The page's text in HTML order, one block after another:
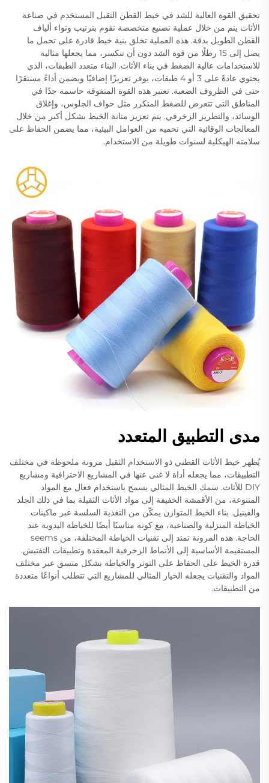
تحقيق القوة العالية للشد في خيط القطن الثقيل المستخدم في صناعة
الأثاث يتم من خلال عملية تصنيع متخصصة تقوم بترتيب وتواء ألياف
القطن الطويل بدقة. هذه العملية تخلق بنية خيط قادرة على تحمل ما
يصل إلى 15 رطلًا من قوة الشد دون أن تنكسر، مما يجعلها مثالية
للاستخدامات عالية الضغط في بناء الأثاث. البناء متعدد الطبقات، الذي
يحتوي عادةً على 3 أو 4 طبقات، يوفر تعزيزًا إضافيًا ويضمن أداءً مستقرًا
حتى في الظروف الصعبة. تعتبر هذه القوة المتفوقة حاسمة جدًا في
المناطق التي تتعرض للضغط المتكرر مثل حواف الجلوس، وإغلاق
الوسائد، والتطريز الزخرفي. يتم تعزيز متانة الخيط بشكل أكبر من خلال
المعالجات الوقائية التي تحميه من العوامل البيئية، مما يضمن الحفاظ على
سلامته الهيكلية لسنوات طويلة من الاستخدام.
مدى التطبيق المتعدد
يُظهر خيط الأثاث القطني ذو الاستخدام الثقيل مرونة ملحوظة في مختلف
التطبيقات، مما يجعله أداة لا غنى عنها في المشاريع الاحترافية ومشاريع
DIY للأثاث. سمك الخيط المثالي يسمح باستخدام فعال مع المواد
المتنوعة، من الأقمشة الخفيفة إلى مواد الأثاث الثقيلة بما في ذلك الجلد
والفينيل. بناء الخيط المتوازن يمكّن من التغذية السلسة عبر ماكينات
الخياطة المنزلية والصناعية، مع كونه مناسبًا أيضًا للخياطة اليدوية عند
الحاجة. هذه المرونة تمتد إلى تقنيات الخياطة المختلفة، من seems
المستقيمة الأساسية إلى الأنماط الزخرفية المعقدة وتطبيقات التفتيش.
قدرة الخيط على الحفاظ على التوتر والخياطة بشكل متسق عبر مختلف
المواد والتقنيات يجعله الخيار المثالي للمشاريع التي تتطلب أنواعًا متعددة
من التطبيقات.